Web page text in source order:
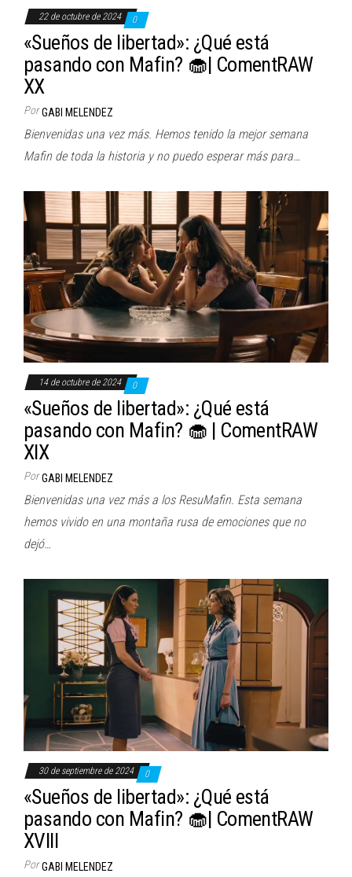
22 de octubre de 2024 0
«Sueños de libertad»: ¿Qué está
pasando con Mafin? 🧁| ComentRAW
XX
Por GABI MELENDEZ
Bienvenidas una vez más. Hemos tenido la mejor semana
Mafin de toda la historia y no puedo esperar más para…
14 de octubre de 2024 0
«Sueños de libertad»: ¿Qué está
pasando con Mafin? 🧁 | ComentRAW
XIX
Por GABI MELENDEZ
Bienvenidas una vez más a los ResuMafin. Esta semana
hemos vivido en una montaña rusa de emociones que no
dejó…
30 de septiembre de 2024 0
«Sueños de libertad»: ¿Qué está
pasando con Mafin? 🧁| ComentRAW
XVIII
Por GABI MELENDEZ